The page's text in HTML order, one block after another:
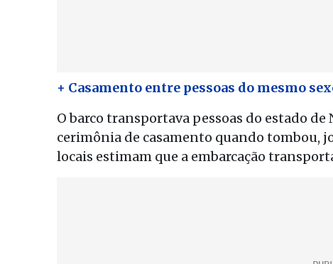
+ Casamento entre pessoas do mesmo
O barco transportava pessoas do estado
cerimônia de casamento quando tombou,
locais estimam que a embarcação